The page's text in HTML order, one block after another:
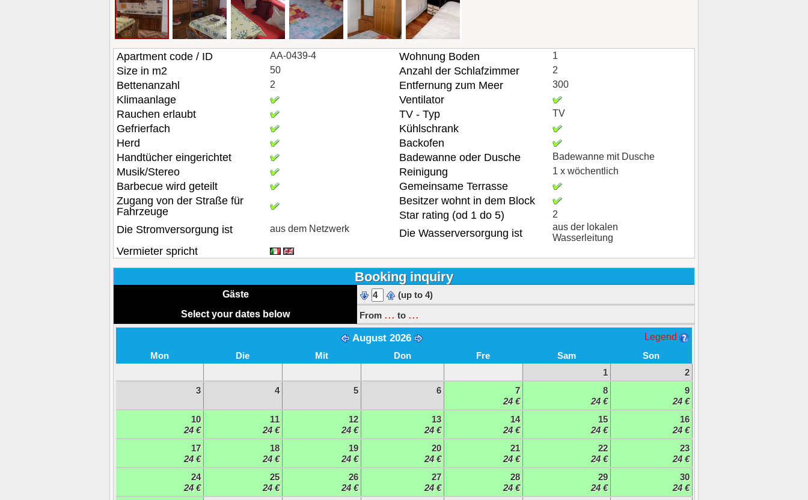
Apartment code / ID AA-0439-4 Wohnung Boden 1
Size in m2 50 Anzahl der Schlafzimmer 2
Bettenanzahl 2 Entfernung zum Meer 300
Klimaanlage
Ventilator
Rauchen erlaubt
TV - Typ TV
Gefrierfach
Kühlschrank
Herd
Backofen
Handtücher eingerichtet
Badewanne oder Dusche Badewanne mit Dusche
Musik/Stereo Reinigung 1 x wöchentlich
Barbecue wird geteilt
Gemeinsame Terrasse
Zugang von der Straße für
Fahrzeuge
Besitzer wohnt in dem Block
Star rating (od 1 do 5)
2
Die Stromversorgung ist aus dem Netzwerk Die Wasserversorgung ist
aus der lokalen
Wasserleitung
Vermieter spricht
Booking inquiry
Gäste
(up to 4)
Select your dates below
From ... to ...
Legend
August 2026
Mon Die Mit Don Fre Sam
Son
1
2
3
4 5 6
7
24 €
8
24 €
9
24 €
10
24 €
11
24 €
12
24 €
13
24 €
14
24 €
15
24 €
16
24 €
17
24 €
18
24 €
19
24 €
20
24 €
21
24 €
22
24 €
23
24 €
24
24 €
25
24 €
26
24 €
27
24 €
28
24 €
29
24 €
30
24 €